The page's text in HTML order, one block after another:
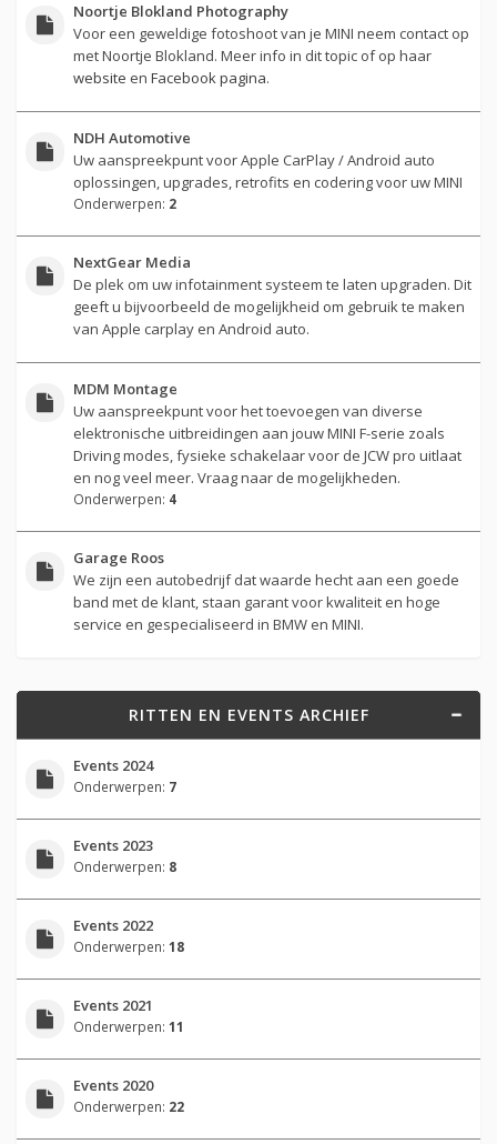
Noortje Blokland Photography
Voor een geweldige fotoshoot van je MINI neem contact op
met Noortje Blokland. Meer info in dit topic of op haar
website en Facebook pagina.
NDH Automotive
Uw aanspreekpunt voor Apple CarPlay / Android auto
oplossingen, upgrades, retrofits en codering voor uw MINI
Onderwerpen: 2
NextGear Media
De plek om uw infotainment systeem te laten upgraden. Dit
geeft u bijvoorbeeld de mogelijkheid om gebruik te maken
van Apple carplay en Android auto.
MDM Montage
Uw aanspreekpunt voor het toevoegen van diverse
elektronische uitbreidingen aan jouw MINI F-serie zoals
Driving modes, fysieke schakelaar voor de JCW pro uitlaat
en nog veel meer. Vraag naar de mogelijkheden.
Onderwerpen: 4
Garage Roos
We zijn een autobedrijf dat waarde hecht aan een goede
band met de klant, staan garant voor kwaliteit en hoge
service en gespecialiseerd in BMW en MINI.
RITTEN EN EVENTS ARCHIEF
Events 2024
Onderwerpen: 7
Events 2023
Onderwerpen: 8
Events 2022
Onderwerpen: 18
Events 2021
Onderwerpen: 11
Events 2020
Onderwerpen: 22